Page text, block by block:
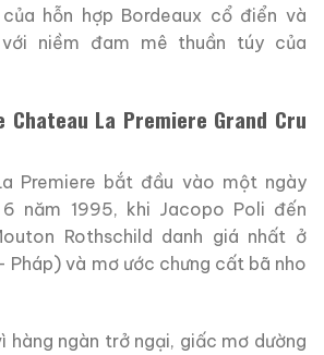
hỗn hợp Bordeaux cổ điển và
niềm đam mê thuần túy của
Chateau La Premiere Grand Cru
Premiere bắt đầu vào một ngày
năm 1995, khi Jacopo Poli đến
Rothschild danh giá nhất ở
Pháp) và mơ ước chưng cất bã nho
hàng ngàn trở ngại, giấc mơ dường